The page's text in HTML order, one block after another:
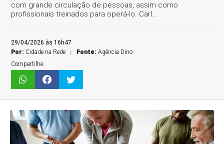
com grande circulação de pessoas, assim como
profissionais treinados para operá-lo. Carl...
29/04/2026 às 16h47
Por: Cidade na Rede Fonte:Agência Dino
Compartilhe: